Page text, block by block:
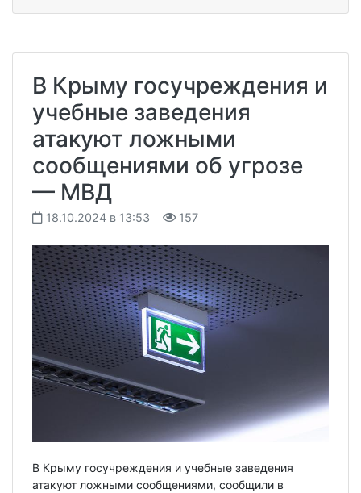
В Крыму госучреждения и
учебные заведения
атакуют ложными
сообщениями об угрозе
— МВД
18.10.2024 в 13:53 157
В Крыму госучреждения и учебные заведения
атакуют ложными сообщениями, сообщили в